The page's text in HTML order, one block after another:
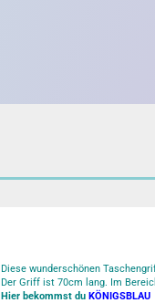
Diese wunderschönen
Der Griff ist 70cm lang. Im
Hier bekommst du KÖNIGSBLAU